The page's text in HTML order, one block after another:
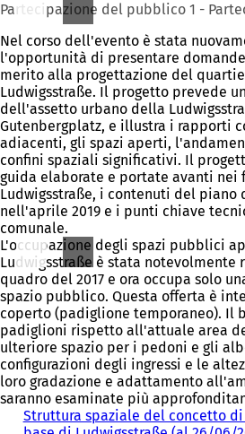
Partecipazione del pubblico 1 -
Nel corso dell'evento è stata
l'opportunità di presentare
merito alla progettazione del
Ludwigsstraße. Il progetto prevede
dell'assetto urbano della
Gutenbergplatz, e illustra i rapporti
adiacenti, gli spazi aperti,
confini spaziali significativi. Il
guida elaborate e portate avanti nei
Ludwigsstraße, i contenuti del piano
nell'aprile 2019 e i punti chiave
comunale.
L'occupazione degli spazi pubblici
Ludwigsstraße è stata
quadro del 2017 e ora occupa solo
spazio pubblico. Questa offerta è
coperto (padiglione temporaneo). Il
padiglioni rispetto all'attuale area
ulteriore spazio per i pedoni e gli
configurazioni degli ingressi e le
loro gradazione e adattamento
saranno esaminate più
Struttura spaziale del concetto